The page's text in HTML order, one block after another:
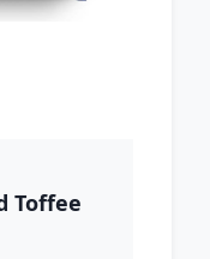
Toffee